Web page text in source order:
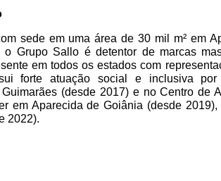
sede em uma área de 30 mil m² em
o Grupo Sallo é detentor de marcas
em todos os estados com
forte atuação social e inclusiva
(desde 2017) e no Centro de
em Aparecida de Goiânia (desde
2022).